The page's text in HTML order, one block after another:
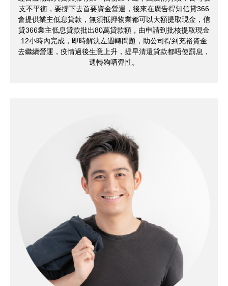
支不平衡，要撐下去首要資金營運，後來在廣告得知信貸366
會提供業主低息貸款，無須抵押物業都可以大額提取現金，信
貸366業主低息貸款批出80萬貸款額，由申請到批核提取現金
12小時內完成，即時解決左週轉問題，助公司得到充裕資金
去繼續營運，疫情過後生意上升，提早清還貸款都唔使罰息，
週轉夠哂彈性。